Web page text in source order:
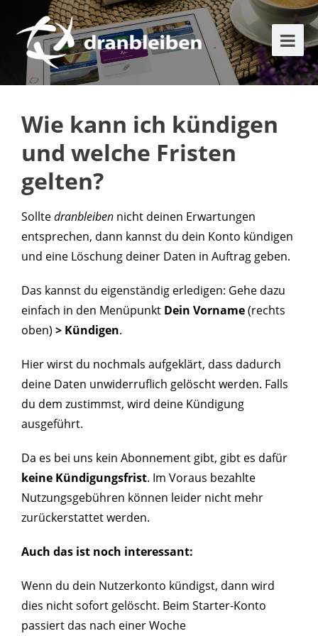
Wie kann ich kündigen
und welche Fristen
gelten?
Solltedranbleiben nicht deinen Erwartungen
entsprechen, dann kannst du dein Konto kündigen
und eine Löschung deiner Daten in Auftrag geben.
Das kannst du eigenständig erledigen: Gehe dazu
einfach in den Menüpunkt Dein Vorname(rechts
oben) > Kündigen.
Hier wirst du nochmals aufgeklärt, dass dadurch
deine Daten unwiderruflich gelöscht werden. Falls
du dem zustimmst, wird deine Kündigung
ausgeführt.
Da es bei uns kein Abonnement gibt, gibt es dafür
keine Kündigungsfrist. Im Voraus bezahlte
Nutzungsgebühren können leider nicht mehr
zurückerstattet werden.
Auch das ist noch interessant:
Wenn du dein Nutzerkonto kündigst, dann wird
dies nicht sofort gelöscht. Beim Starter-Konto
passiert das nach einer Woche